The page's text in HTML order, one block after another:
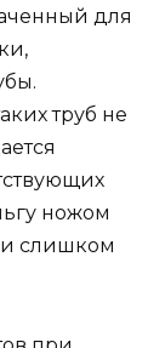
для
труб не
ножом
слишком